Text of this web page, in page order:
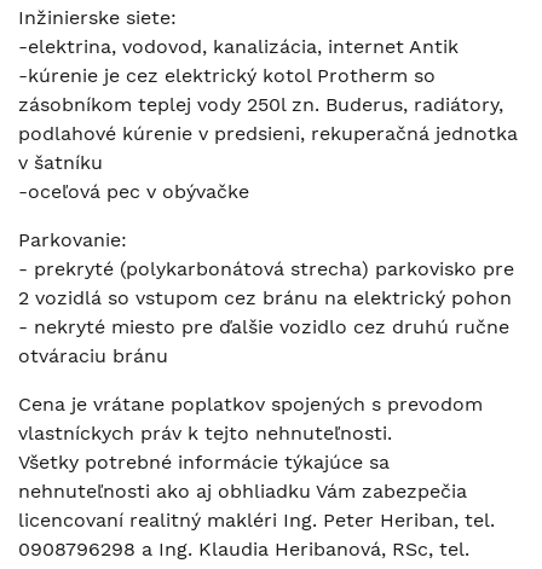
Inžinierske siete:
-elektrina, vodovod, kanalizácia, internet Antik
-kúrenie je cez elektrický kotol Protherm so
zásobníkom teplej vody 250l zn. Buderus, radiátory,
podlahové kúrenie v predsieni, rekuperačná jednotka
v šatníku
-oceľová pec v obývačke
Parkovanie:
- prekryté (polykarbonátová strecha) parkovisko pre
2 vozidlá so vstupom cez bránu na elektrický pohon
- nekryté miesto pre ďalšie vozidlo cez druhú ručne
otváraciu bránu
Cena je vrátane poplatkov spojených s prevodom
vlastníckych práv k tejto nehnuteľnosti.
Všetky potrebné informácie týkajúce sa
nehnuteľnosti ako aj obhliadku Vám zabezpečia
licencovaní realitný makléri Ing. Peter Heriban, tel.
0908796298 a Ing. Klaudia Heribanová, RSc, tel.